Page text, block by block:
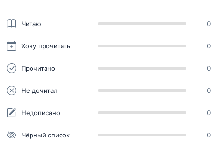
Читаю 0
Хочу прочитать 0
Прочитано 0
Не дочитал 0
Недописано 0
Чёрный список 0